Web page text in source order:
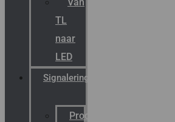
TL
naar
LED
Signalering
Productcatalogus